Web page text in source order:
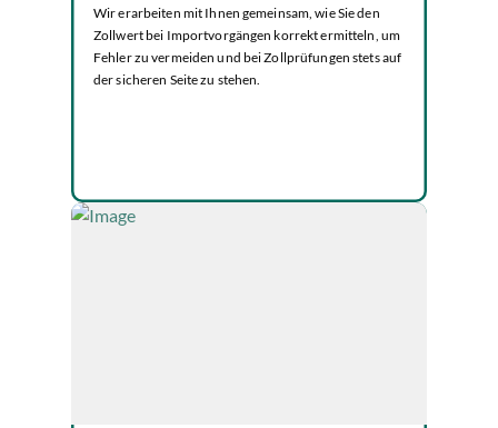
Wir erarbeiten mit Ihnen gemeinsam, wie Sie den
Zollwert bei Importvorgängen korrekt ermitteln, um
Fehler zu vermeiden und bei Zollprüfungen stets auf
der sicheren Seite zu stehen.